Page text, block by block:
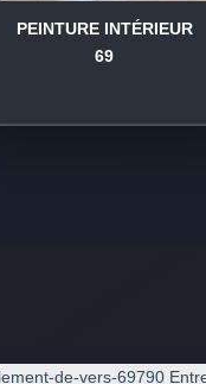
PEINTURE INTÉRIEUR
69